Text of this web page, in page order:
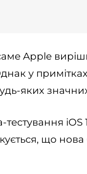
Apple
у
яких
iOS
що нова